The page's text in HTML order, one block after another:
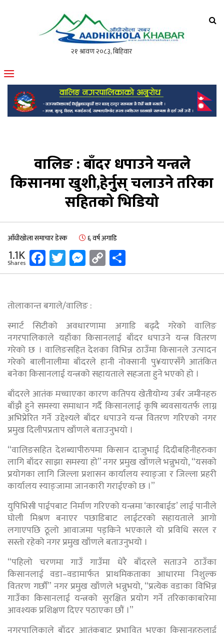
मोफसलकै लोकप्रिय अनलाइन पत्रिका
वालिङ : बाँदर धपाउने यन्त्रले
किसानमा खुशी,हेर्नुुस् चलाउने तरिका
सहितको भिडियो
आँधीखोला समाचार डेस्क ६ वर्ष अगाडि
1.1K
Shares Facebook
Twitter
Messenger
Copy
Link
तोलाकान्त बगाले/वालिङ :
स्मार्ट सिटीको अवधारणामा अगाडि बढ्दै गरेको वालिङ
नगरपालिकाले यहाँका किसानलाई बाँदर धपाउने यन्त्र वितरण
गरेको छ । वालिङसहित देशका विभिन्न ठाउँमा किसानले उत्पादन
गरेको बालीनालीमा बाँदरले हानी नोक्सानी पु¥याएसँगै आतंकित
बनेका किसानलाई यन्त्रको सहायताले सहजता हुने भएको हो ।
बाँदरले आतंक मच्चाएका कारण कतिपय खेतीयोग्य उर्बर जमीनहरु
बाँझै हुने समस्या समाधान गर्दै किसानलाई कृषि ब्यवसायतर्फ लाग्न
अभिप्रेरित गर्ने उद्देश्यले बाँदर धपाउने यन्त्र वितरण गरिएको नगर
प्रमुख दिलीपप्रताप खाँणले बताउनुभयो ।
“वालिङसहित देशब्यापीरुपमा किसान दाजुभाई दिदीबहिनीहरुका
लागि बाँदर साझा समस्या हो” नगर प्रमुख खाँणले भन्नुभयो, “यसको
प्रयोगका लागि जिल्ला प्रशासन कार्यालय स्याङ्जा र जिल्ला प्रहरी
कार्यालय स्याङ्जामा जानकारी गराईएको छ ।”
युपिभिसी पाईपबाट निर्माण गरिएको यन्त्रमा ‘कारबाईड’ लाई पानीले
घोली मिश्रण बनाएर पछाडिबाट लाईटरको सहायताले आगो
लगाएपछि ठूलो आवाजमा पड्किने भएकाले यो प्रविधि सरल र
सस्तो रहेको नगर प्रमुख खाँणले बताउनुभयो ।
“पहिलो चरणमा गाउँ गाउँमा धेरै बाँदरले सताउने ठाउँका
किसानलाई वडा–वडामार्फत प्राथमिकताका आधारमा निशुल्क
वितरण गर्छौं” नगर प्रमुख खाँणले भन्नुभयो, “प्रत्येक वडाका विभिन्न
गाउँका किसानलाई यन्त्रको सुरक्षित प्रयोग गर्ने तरिकाकाबारेमा
आवश्यक प्रशिक्षण दिएर पठाएका छौं ।”